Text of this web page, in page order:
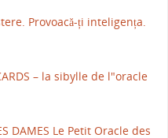
Provoacă-ți inteligența.
– la sibylle de l"oracle
DAMES Le Petit Oracle des